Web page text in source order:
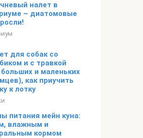
налет в
– диатомовые
для собак со
и с травкой
и маленьких
как приучить
к лотку
питания мейн куна:
влажным и
кормом